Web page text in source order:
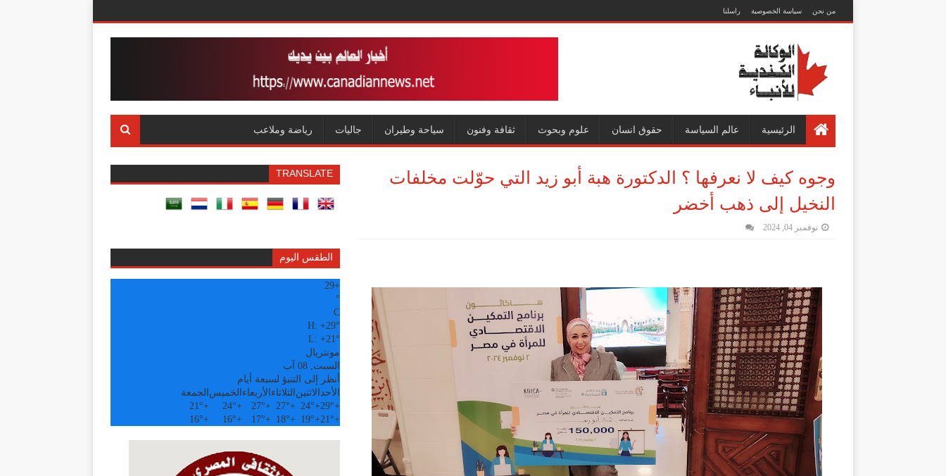
من نحن سياسة الخصوصية راسلنا
الرئيسية عالم السياسة حقوق انسان علوم وبحوث ثقافة وفنون سياحة وطيران جاليات رياضة وملاعب
وجوه كيف لا نعرفها ؟ الدكتورة هبة أبو زيد التي حوّلت مخلفات
النخيل إلى ذهب أخضر
نوفمبر 04, 2024
TRANSLATE
الطقس اليوم
+
29
°
C
H: +29°
L: +21°
مونتريال
السبت, 08 آب
أنظر إلى التنبؤ لسبعة أيام
الأحد الاثنين الثلاثاء الأربعاء الخميس الجمعة
+
29°
+
24°
+
27°
+
27°
+
24°
+
21°
+
21°
+
19°
+
18°
+
17°
+
16°
+
16°